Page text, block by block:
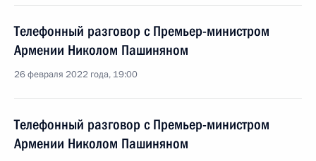
Телефонный разговор с Премьер-министром
Армении Николом Пашиняном
26 февраля 2022 года, 19:00
Телефонный разговор с Премьер-министром
Армении Николом Пашиняном